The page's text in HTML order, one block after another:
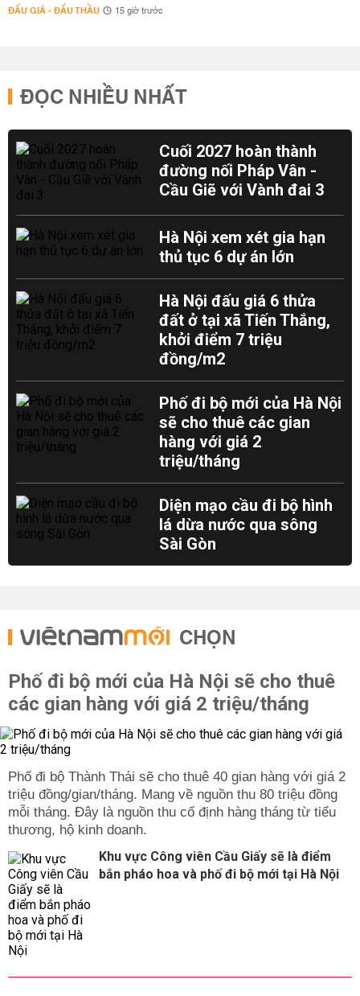
ĐẤU GIÁ - ĐẤU THẦU 15 giờ trước
ĐỌC NHIỀU NHẤT
Cuối 2027 hoàn thành
đường nối Pháp Vân -
Cầu Giẽ với Vành đai 3
Hà Nội xem xét gia hạn
thủ tục 6 dự án lớn
Hà Nội đấu giá 6 thửa
đất ở tại xã Tiến Thắng,
khởi điểm 7 triệu
đồng/m2
Phố đi bộ mới của Hà Nội
sẽ cho thuê các gian
hàng với giá 2
triệu/tháng
Diện mạo cầu đi bộ hình
lá dừa nước qua sông
Sài Gòn
CHỌN
Phố đi bộ mới của Hà Nội sẽ cho thuê
các gian hàng với giá 2 triệu/tháng
Phố đi bộ Thành Thái sẽ cho thuê 40 gian hàng với giá 2
triệu đồng/gian/tháng. Mang về nguồn thu 80 triệu đồng
mỗi tháng. Đây là nguồn thu cố định hàng tháng từ tiểu
thương, hộ kinh doanh.
Khu vực Công viên Cầu Giấy sẽ là điểm
bắn pháo hoa và phố đi bộ mới tại Hà Nội